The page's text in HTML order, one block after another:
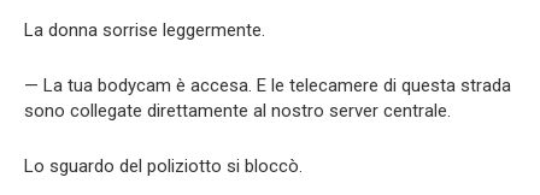
La donna sorrise leggermente.
— La tua bodycam è accesa. E le telecamere di questa strada
sono collegate direttamente al nostro server centrale.
Lo sguardo del poliziotto si bloccò.